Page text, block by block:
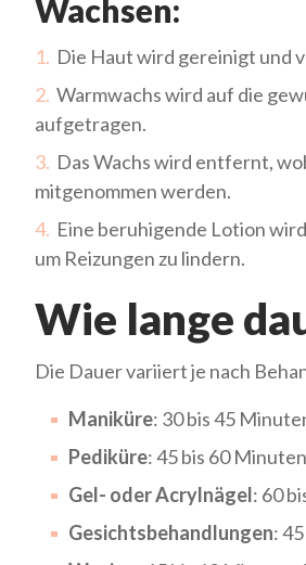
Wachsen:
Die Haut wird gereinigt und
Warmwachs wird auf die
aufgetragen.
Das Wachs wird entfernt,
mitgenommen werden.
Eine beruhigende Lotion
um Reizungen zu lindern.
Wie lange
Die Dauer variiert je nach
Maniküre: 30 bis 45
Pediküre: 45 bis 60 Minuten
Gel- oder Acrylnägel: 60
Gesichtsbehandlungen: